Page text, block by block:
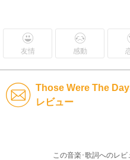
友情 感動
Those Were The
レビュー
この音楽･歌詞へのレ